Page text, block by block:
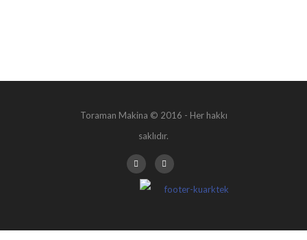
Toraman Makina © 2016 - Her hakkı
saklıdır.